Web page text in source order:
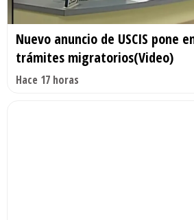
Nuevo anuncio de USCIS pone
trámites migratorios(Video)
Hace 17 horas